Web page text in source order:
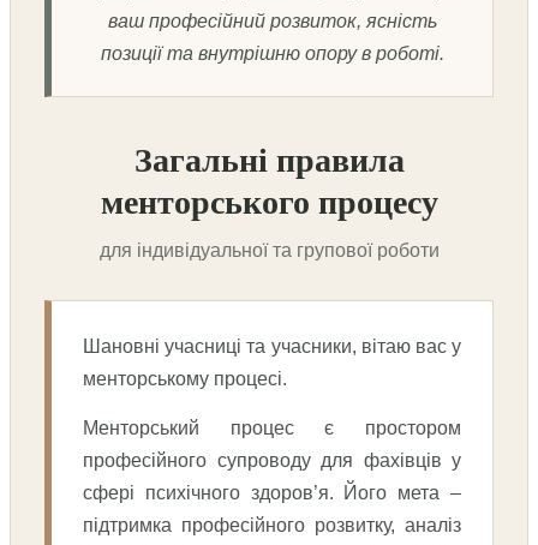
ваш професійний розвиток, ясність
позиції та внутрішню опору в роботі.
Загальні правила
менторського процесу
для індивідуальної та групової роботи
Шановні учасниці та учасники, вітаю вас у
менторському процесі.
Менторський процес є простором
професійного супроводу для фахівців у
сфері психічного здоров’я. Його мета –
підтримка професійного розвитку, аналіз